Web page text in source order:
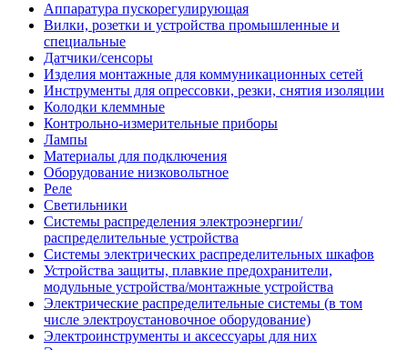
Аппаратура пускорегулирующая
Вилки, розетки и устройства промышленные и
специальные
Датчики/сенсоры
Изделия монтажные для коммуникационных сетей
Инструменты для опрессовки, резки, снятия изоляции
Колодки клеммные
Контрольно-измерительные приборы
Лампы
Материалы для подключения
Оборудование низковольтное
Реле
Светильники
Системы распределения электроэнергии/
распределительные устройства
Системы электрических распределительных шкафов
Устройства защиты, плавкие предохранители,
модульные устройства/монтажные устройства
Электрические распределительные системы (в том
числе электроустановочное оборудование)
Электроинструменты и аксессуары для них